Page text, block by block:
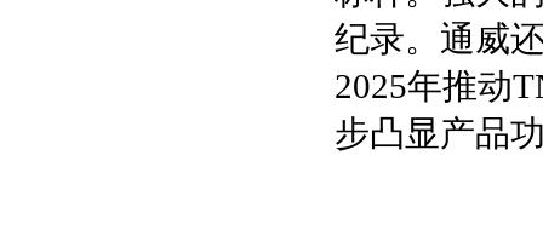
纪录。通威
2025年推动
步凸显产品